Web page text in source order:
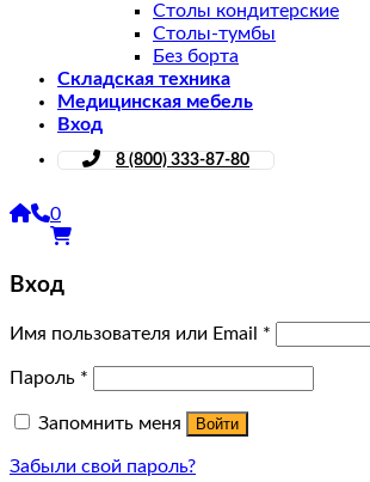
Столы кондитерские
Столы-тумбы
Без борта
Складская техника
Медицинская мебель
Вход
8 (800) 333-87-80
0
Вход
Имя пользователя или Email *
Пароль *
Запомнить меня Войти
Забыли свой пароль?